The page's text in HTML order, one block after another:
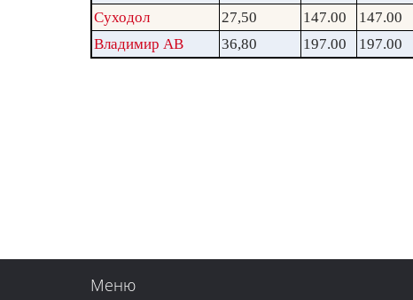
Суходол
27,50 147.00 147.00
Владимир АВ
36,80 197.00 197.00
Меню